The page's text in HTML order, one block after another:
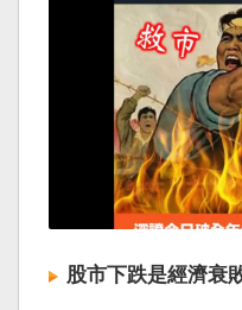
股市下跌是經濟衰